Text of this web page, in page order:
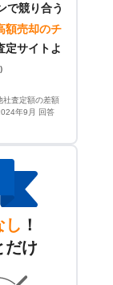
で競り合う
額売却のチ
定サイトよ
社査定額の差額
年9月 回答
し ！
だけ